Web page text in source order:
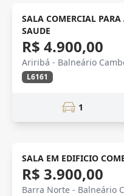
SALA COMERCIAL
SALA COMERCIAL PARA
SAUDE
R$ 4.900,00
Ariribá - Balneário
L6161
1
VENDA
SALA EM EDIFICIO
R$ 3.900,00
Barra Norte - Balneário